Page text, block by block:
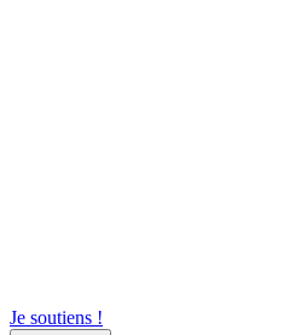
Je soutiens !